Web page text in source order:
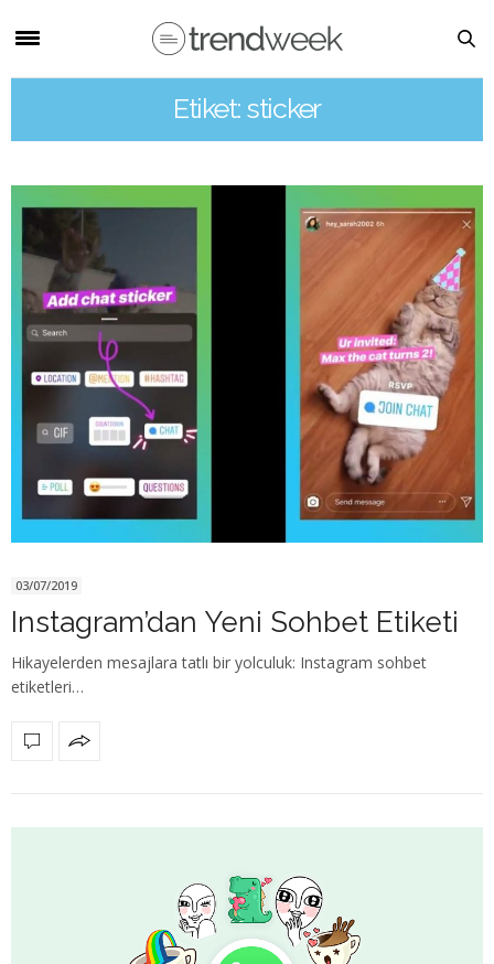
Etiket: sticker
03/07/2019
Instagram’dan Yeni Sohbet Etiketi
Hikayelerden mesajlara tatlı bir yolculuk: Instagram sohbet
etiketleri…